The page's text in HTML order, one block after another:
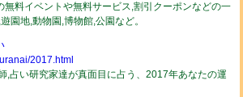
無料イベントや無料サービス,割引クーポンなどの一
園地,動物園,博物館,公園など。
2017.html
,占い研究家達が真面目に占う、2017年あなたの運